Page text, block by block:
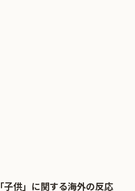
「子供」に関する海外の反応